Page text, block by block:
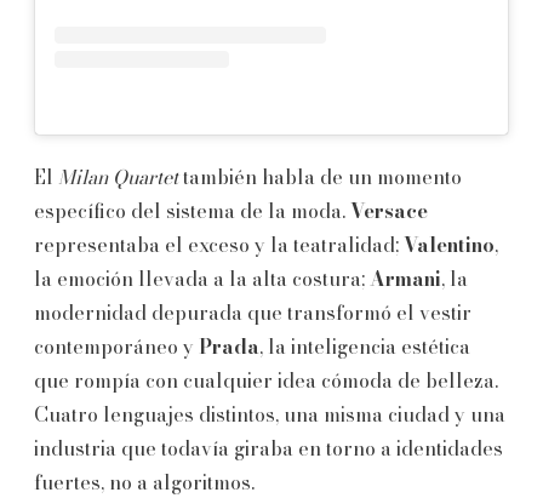
El Milan Quartettambién habla de un momento
específico del sistema de la moda.Versace
representaba el exceso y la teatralidad;Valentino,
la emoción llevada a la alta costura;Armani, la
modernidad depurada que transformó el vestir
contemporáneo y Prada, la inteligencia estética
que rompía con cualquier idea cómoda de belleza.
Cuatro lenguajes distintos, una misma ciudad y una
industria que todavía giraba en torno a identidades
fuertes, no a algoritmos.